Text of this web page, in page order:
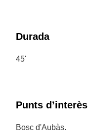
Durada
45'
Punts d’interès
Bosc d'Aubàs.